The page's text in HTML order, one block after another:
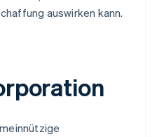
auswirken kann.